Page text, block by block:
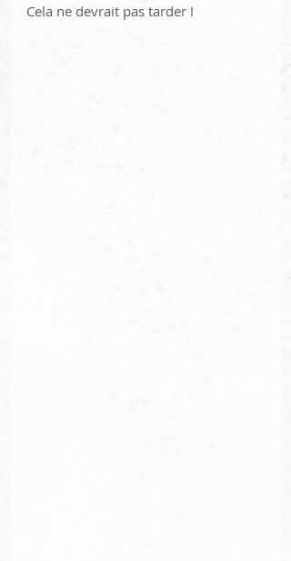
Cela ne devrait pas tarder !